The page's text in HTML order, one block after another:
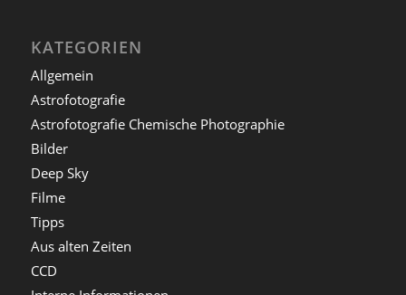
KATEGORIEN
Allgemein
Astrofotografie
Astrofotografie Chemische Photographie
Bilder
Deep Sky
Filme
Tipps
Aus alten Zeiten
CCD